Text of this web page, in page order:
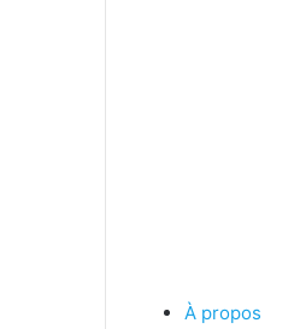
À propos